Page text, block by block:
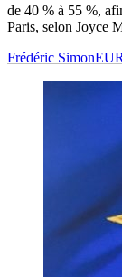
de 40 % à 55 %,
Paris, selon Joyce
Frédéric Simon